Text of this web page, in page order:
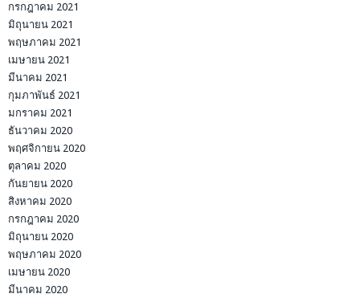
กรกฎาคม 2021
มิถุนายน 2021
พฤษภาคม 2021
เมษายน 2021
มีนาคม 2021
กุมภาพันธ์ 2021
มกราคม 2021
ธันวาคม 2020
พฤศจิกายน 2020
ตุลาคม 2020
กันยายน 2020
สิงหาคม 2020
กรกฎาคม 2020
มิถุนายน 2020
พฤษภาคม 2020
เมษายน 2020
มีนาคม 2020